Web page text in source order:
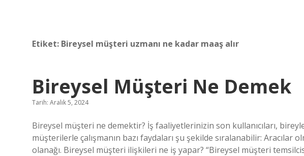
Etiket: Bireysel müşteri uzmanı ne kadar maaş alır
Bireysel Müşteri Ne Demek
Tarih: Aralık 5, 2024
Bireysel müşteri ne demektir? İş faaliyetlerinizin son kullanıcıları,
müşterilerle çalışmanın bazı faydaları şu şekilde sıralanabilir: Aracılar
olanağı. Bireysel müşteri ilişkileri ne iş yapar? “Bireysel müşteri